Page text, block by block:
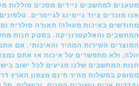
מטענים למחשבים ניידים מסכים סוללות
אנו מוכרים ציוד גיימינג לגיימרים.
מחודשים באיכות מעולה! תאורה סולרית
המחשבים והאלקטרוניקה. בסטק חנות
המוצרים השירות המהיר והאיכותי. אם
זולה, ולא מתפשרים על איכות אז אתם
חנות המחשבים שלנו מגיעים לכל ישוב
מסופק במשלוח מהיר חינם מצפון הארץ